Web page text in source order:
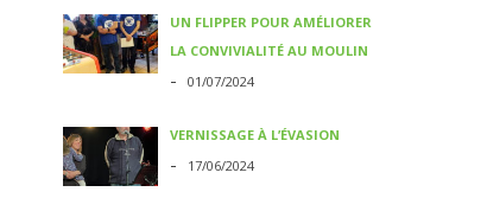
UN FLIPPER POUR AMÉLIORER
LA CONVIVIALITÉ AU MOULIN
- 01/07/2024
VERNISSAGE À L’ÉVASION
- 17/06/2024